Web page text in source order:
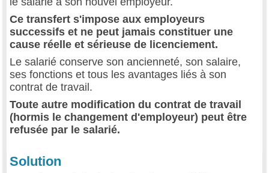
Ce transfert s'impose aux employeurs
successifs et ne peut jamais constituer une
cause réelle et sérieuse de licenciement.
Le salarié conserve son ancienneté, son salaire,
ses fonctions et tous les avantages liés à son
contrat de travail.
Toute autre modification du contrat de travail
(hormis le changement d'employeur) peut être
refusée par le salarié.
Solution